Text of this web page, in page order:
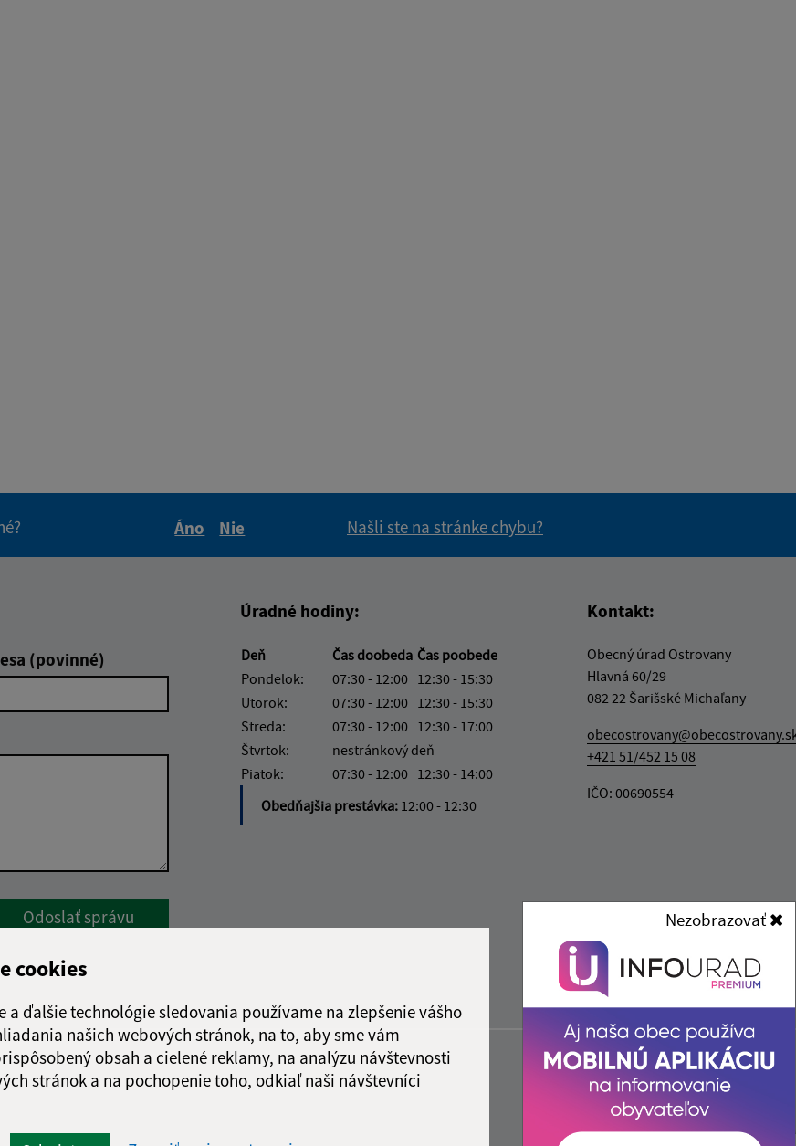
cookies
a ďalšie technológie sledovania používame na zlepšenie vášho
našich webových stránok, na to, aby sme vám
obsah a cielené reklamy, na analýzu návštevnosti
stránok a na pochopenie toho, odkiaľ naši návštevníci
Nezobrazovať
Áno
Nie
Našli ste na stránke chybu?
(povinné)
reCaptcha Response
Odoslať správu
Úradné hodiny:
Deň Čas doobeda Čas poobede
Pondelok:
07:30 - 12:00 12:30 - 15:30
Utorok:
07:30 - 12:00 12:30 - 15:30
Streda:
07:30 - 12:00 12:30 - 17:00
Štvrtok:
nestránkový deň
Piatok:
07:30 - 12:00 12:30 - 14:00
Obedňajšia prestávka: 12:00 - 12:30
Kontakt:
Obecný úrad Ostrovany
Hlavná 60/29
082 22 Šarišské Michaľany
+421 51/452 15 08
IČO: 00690554